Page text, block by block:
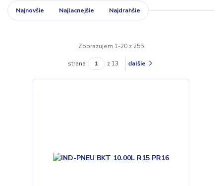
Najnovšie Najlacnejšie Najdrahšie
Zobrazujem 1-20 z 255
strana z 13 ďalšie